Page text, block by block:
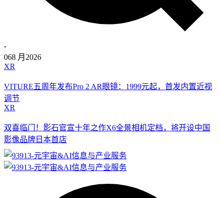
-
068 月 2026
XR
VITURE五周年发布Pro 2 AR眼镜：1999元起，首发内置近视
调节
XR
双喜临门！影石官宣十年之作X6全景相机定档，将开设中国
影像品牌日本首店